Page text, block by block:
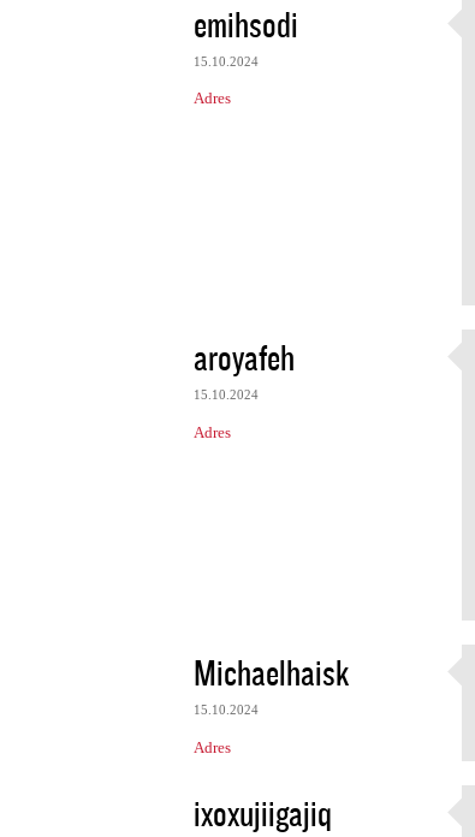
emihsodi
15.10.2024
Adres
aroyafeh
15.10.2024
Adres
Michaelhaisk
15.10.2024
Adres
ixoxujiigajiq